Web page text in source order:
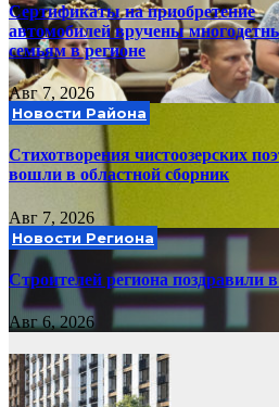
Сертификаты на приобретение
автомобилей вручены
семьям в регионе
Авг 7, 2026
Новости Района
Стихотворения чистоозерских
вошли в областной сборник
Авг 7, 2026
Новости Региона
Строителей региона поздравили
Авг 6, 2026